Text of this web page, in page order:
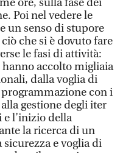
ore, sulla fase dei
Poi nel vedere le
un senso di stupore
che si è dovuto fare
le fasi di attività:
accolto migliaia
dalla voglia di
con i
gestione degli iter
l’inizio della
la ricerca di un
e voglia di